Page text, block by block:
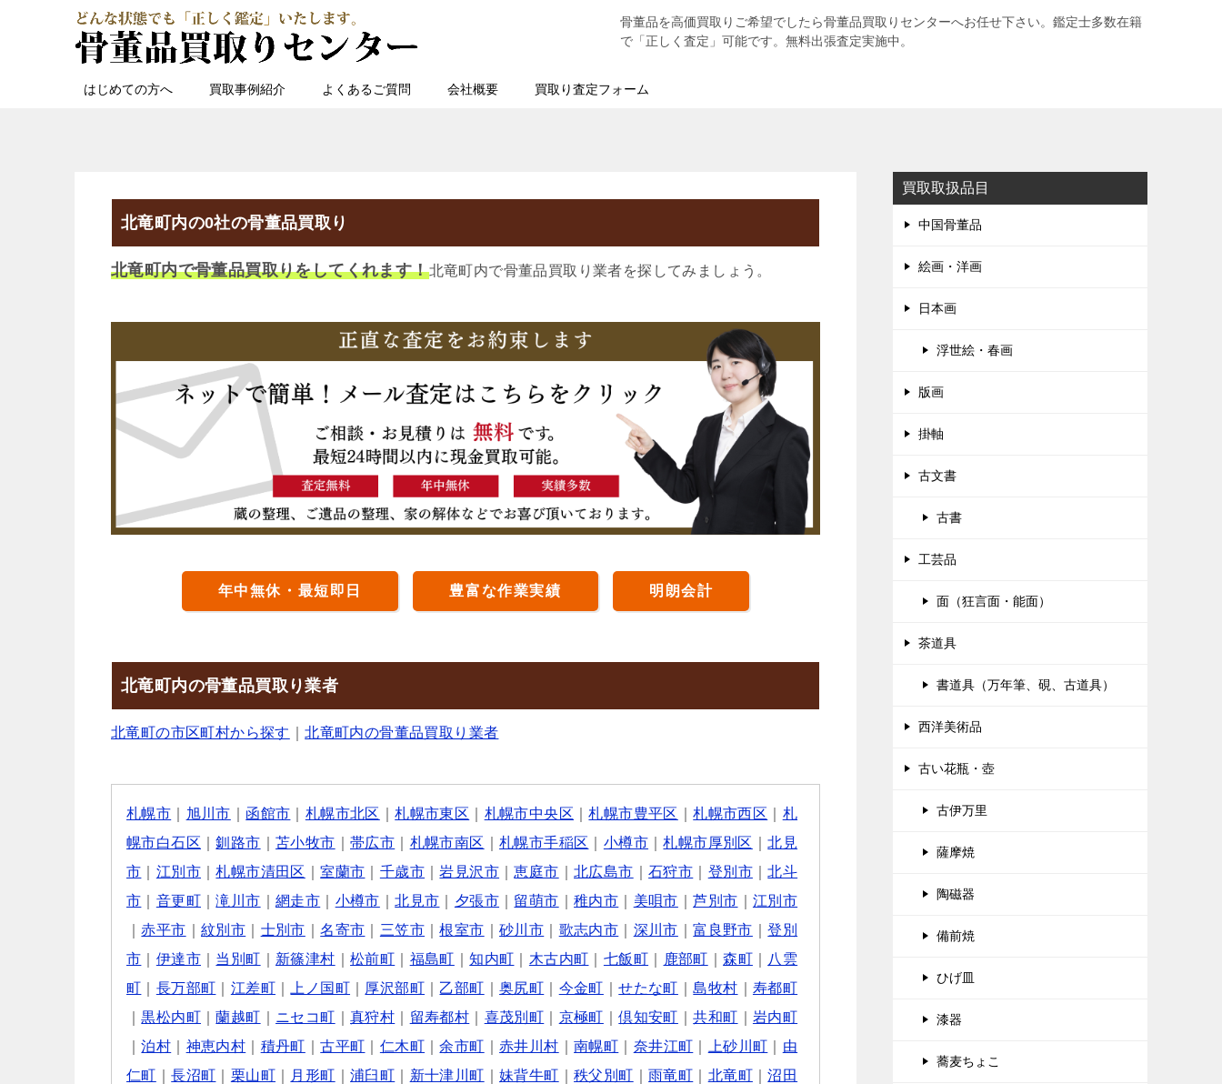
骨董品を高価買取りご希望でしたら骨董品買取りセンターへお任せ下さい。鑑定士多数在籍
で「正しく査定」可能です。無料出張査定実施中。
はじめての方へ 買取事例紹介 よくあるご質問 会社概要 買取り査定フォーム
北竜町内の0社の骨董品買取り
北竜町内で骨董品買取りをしてくれます！北竜町内で骨董品買取り業者を探してみましょう。
年中無休・最短即日 豊富な作業実績 明朗会計
北竜町内の骨董品買取り業者
北竜町の市区町村から探す ｜北竜町内の骨董品買取り業者
札幌市 旭川市 函館市 札幌市北区 ｜札幌市東区 札幌市中央区 ｜札幌市豊平区 ｜札幌市西区
札
幌市白石区 ｜釧路市 ｜苫小牧市 ｜帯広市 札幌市南区 ｜札幌市手稲区 小樽市 ｜札幌市厚別区 ｜北見
市
江別市 ｜札幌市清田区 ｜室蘭市 千歳市 ｜岩見沢市 ｜恵庭市 ｜北広島市 ｜石狩市 登別市｜北斗
市
音更町 ｜滝川市 ｜網走市 小樽市 ｜北見市 夕張市 留萌市 ｜稚内市 美唄市 ｜芦別市
江別市
｜赤平市 ｜紋別市 士別市 ｜名寄市 三笠市 ｜根室市 ｜砂川市 歌志内市 深川市 ｜富良野市 ｜登別
市
伊達市 当別町 新篠津村 ｜松前町 福島町 ｜知内町 木古内町 七飯町 鹿部町 ｜森町｜ 八雲
町
長万部町 江差町 上ノ国町 厚沢部町 乙部町 ｜奥尻町 今金町 ｜せたな町 ｜島牧村
寿都町
｜黒松内町 ｜蘭越町 ニセコ町 ｜真狩村 留寿都村 喜茂別町 京極町 ｜倶知安町 ｜共和町
岩内町
｜泊村 神恵内村 積丹町 ｜古平町 仁木町 ｜余市町 ｜赤井川村 ｜南幌町 奈井江町 上砂川町
由
仁町 ｜長沼町 栗山町 月形町 ｜浦臼町 新十津川町 ｜妹背牛町 ｜秩父別町 ｜雨竜町 北竜町｜沼田
買取取扱品目
中国骨董品
絵画・洋画
日本画
浮世絵・春画
版画
掛軸
古文書
古書
工芸品
面（狂言面・能面）
茶道具
書道具（万年筆、硯、古道具）
西洋美術品
古い花瓶・壺
古伊万里
薩摩焼
陶磁器
備前焼
ひげ皿
漆器
蕎麦ちょこ